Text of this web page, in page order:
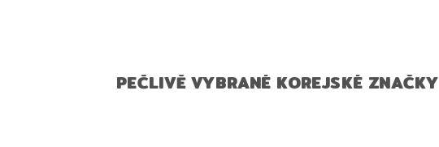
PEČLIVĚ VYBRANÉ KOREJSKÉ ZNAČKY